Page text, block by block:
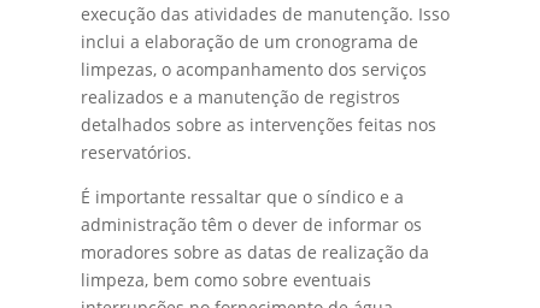
execução das atividades de manutenção. Isso
inclui a elaboração de um cronograma de
limpezas, o acompanhamento dos serviços
realizados e a manutenção de registros
detalhados sobre as intervenções feitas nos
reservatórios.
É importante ressaltar que o síndico e a
administração têm o dever de informar os
moradores sobre as datas de realização da
limpeza, bem como sobre eventuais